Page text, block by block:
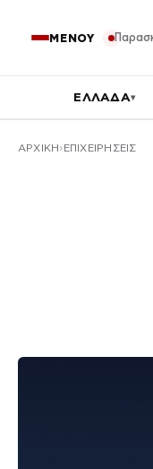
ΜΕΝΟΥ
ΕΛΛΑΔΑ▾
ΑΡΧΙΚΉ ΕΠΙΧΕΙΡΗΣΕΙΣ